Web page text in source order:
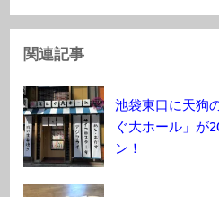
関連記事
池袋東口に天狗
ぐ大ホール」が
ン！